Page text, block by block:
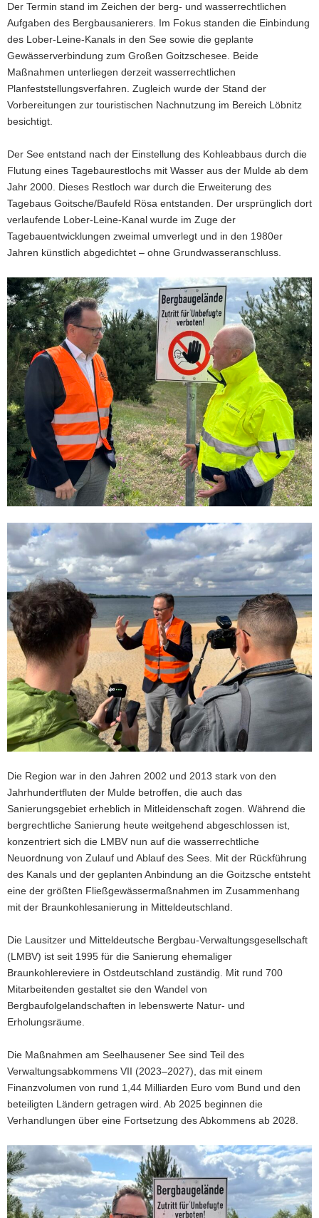
Der Termin stand im Zeichen der berg- und wasserrechtlichen
Aufgaben des Bergbausanierers. Im Fokus standen die Einbindung
des Lober-Leine-Kanals in den See sowie die geplante
Gewässerverbindung zum Großen Goitzschesee. Beide
Maßnahmen unterliegen derzeit wasserrechtlichen
Planfeststellungsverfahren. Zugleich wurde der Stand der
Vorbereitungen zur touristischen Nachnutzung im Bereich Löbnitz
besichtigt.
Der See entstand nach der Einstellung des Kohleabbaus durch die
Flutung eines Tagebaurestlochs mit Wasser aus der Mulde ab dem
Jahr 2000. Dieses Restloch war durch die Erweiterung des
Tagebaus Goitsche/Baufeld Rösa entstanden. Der ursprünglich dort
verlaufende Lober-Leine-Kanal wurde im Zuge der
Tagebauentwicklungen zweimal umverlegt und in den 1980er
Jahren künstlich abgedichtet – ohne Grundwasseranschluss.
Die Region war in den Jahren 2002 und 2013 stark von den
Jahrhundertfluten der Mulde betroffen, die auch das
Sanierungsgebiet erheblich in Mitleidenschaft zogen. Während die
bergrechtliche Sanierung heute weitgehend abgeschlossen ist,
konzentriert sich die LMBV nun auf die wasserrechtliche
Neuordnung von Zulauf und Ablauf des Sees. Mit der Rückführung
des Kanals und der geplanten Anbindung an die Goitzsche entsteht
eine der größten Fließgewässermaßnahmen im Zusammenhang
mit der Braunkohlesanierung in Mitteldeutschland.
Die Lausitzer und Mitteldeutsche Bergbau-Verwaltungsgesellschaft
(LMBV) ist seit 1995 für die Sanierung ehemaliger
Braunkohlereviere in Ostdeutschland zuständig. Mit rund 700
Mitarbeitenden gestaltet sie den Wandel von
Bergbaufolgelandschaften in lebenswerte Natur- und
Erholungsräume.
Die Maßnahmen am Seelhausener See sind Teil des
Verwaltungsabkommens VII (2023–2027), das mit einem
Finanzvolumen von rund 1,44 Milliarden Euro vom Bund und den
beteiligten Ländern getragen wird. Ab 2025 beginnen die
Verhandlungen über eine Fortsetzung des Abkommens ab 2028.